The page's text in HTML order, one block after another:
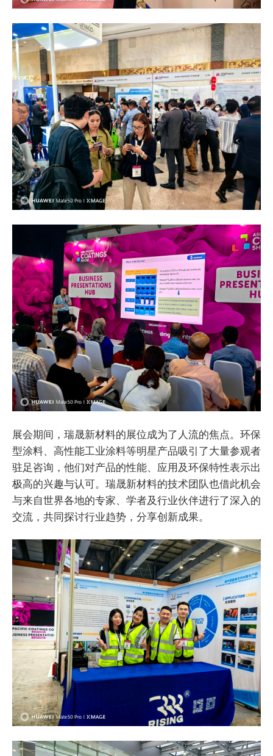
展会期间，瑞晟新材料的展位成为了人流的焦点。环保
型涂料、高性能工业涂料等明星产品吸引了大量参观者
驻足咨询，他们对产品的性能、应用及环保特性表示出
极高的兴趣与认可。瑞晟新材料的技术团队也借此机会
与来自世界各地的专家、学者及行业伙伴进行了深入的
交流，共同探讨行业趋势，分享创新成果。